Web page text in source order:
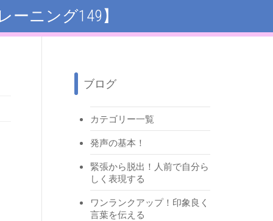
ニング149】
ブログ
カテゴリー一覧
発声の基本！
緊張から脱出！人前で自分ら
しく表現する
ワンランクアップ！印象良く
言葉を伝える